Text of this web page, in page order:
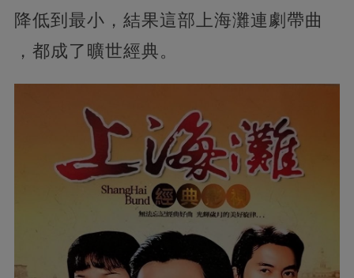
降低到最小，結果這部上海灘連劇帶曲
，都成了曠世經典。